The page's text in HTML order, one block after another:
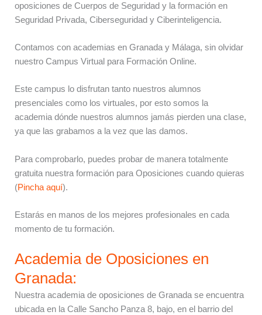
oposiciones de Cuerpos de Seguridad y la formación en
Seguridad Privada, Ciberseguridad y Ciberinteligencia.
Contamos con academias en Granada y Málaga, sin olvidar
nuestro Campus Virtual para Formación Online.
Este campus lo disfrutan tanto nuestros alumnos
presenciales como los virtuales, por esto somos la
academia dónde nuestros alumnos jamás pierden una clase,
ya que las grabamos a la vez que las damos.
Para comprobarlo, puedes probar de manera totalmente
gratuita nuestra formación para Oposiciones cuando quieras
(Pincha aquí).
Estarás en manos de los mejores profesionales en cada
momento de tu formación.
Academia de Oposiciones en
Granada:
Nuestra academia de oposiciones de Granada se encuentra
ubicada en la Calle Sancho Panza 8, bajo, en el barrio del